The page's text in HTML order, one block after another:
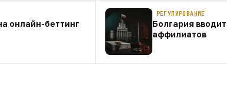
онлайн-беттинг
РЕГУЛИРОВАНИЕ
Болгария
аффилиатов
08 авг